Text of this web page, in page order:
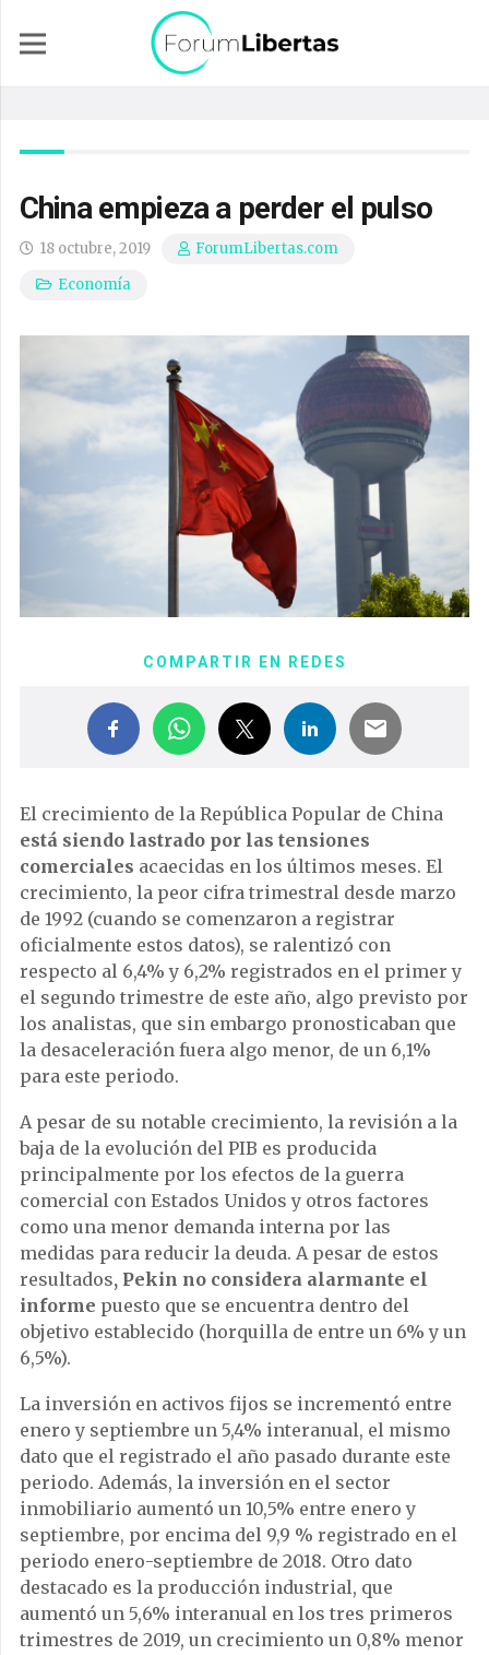
China empieza a perder el pulso
18 octubre, 2019
ForumLibertas.com
Economía
COMPARTIR EN REDES
El crecimiento de la República Popular de China
está siendo lastrado por las tensiones
comerciales acaecidas en los últimos meses. El
crecimiento, la peor cifra trimestral desde marzo
de 1992 (cuando se comenzaron a registrar
oficialmente estos datos), se ralentizó con
respecto al 6,4% y 6,2% registrados en el primer y
el segundo trimestre de este año, algo previsto por
los analistas, que sin embargo pronosticaban que
la desaceleración fuera algo menor, de un 6,1%
para este periodo.
A pesar de su notable crecimiento, la revisión a la
baja de la evolución del PIB es producida
principalmente por los efectos de la guerra
comercial con Estados Unidos y otros factores
como una menor demanda interna por las
medidas para reducir la deuda. A pesar de estos
resultados, Pekin no considera alarmante el
informe puesto que se encuentra dentro del
objetivo establecido (horquilla de entre un 6% y un
6,5%).
La inversión en activos fijos se incrementó entre
enero y septiembre un 5,4% interanual, el mismo
dato que el registrado el año pasado durante este
periodo. Además, la inversión en el sector
inmobiliario aumentó un 10,5% entre enero y
septiembre, por encima del 9,9 % registrado en el
periodo enero-septiembre de 2018. Otro dato
destacado es la producción industrial, que
aumentó un 5,6% interanual en los tres primeros
trimestres de 2019, un crecimiento un 0,8% menor